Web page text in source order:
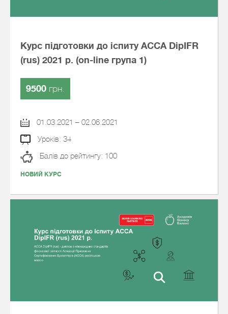
Курс підготовки до іспиту АССА DipIFR
(rus) 2021 р. (on-line група 1)
9500 грн.
01.03.2021 – 02.06.2021
Уроків: 34
Балів до рейтингу: 100
НОВИЙ КУРС